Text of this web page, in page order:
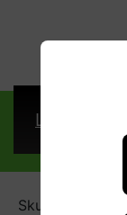
Logga in
Skurmaskiner